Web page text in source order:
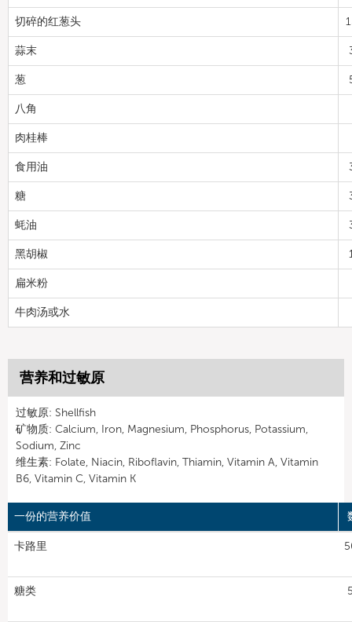
切碎的红葱头
蒜末
葱
八角
肉桂棒
食用油
糖
蚝油
黑胡椒
扁米粉
牛肉汤或水
营养和过敏原
过敏原: Shellfish
矿物质: Calcium, Iron, Magnesium, Phosphorus, Potassium,
Sodium, Zinc
维生素: Folate, Niacin, Riboflavin, Thiamin, Vitamin A, Vitamin
B6, Vitamin C, Vitamin K
一份的营养价值
卡路里
糖类